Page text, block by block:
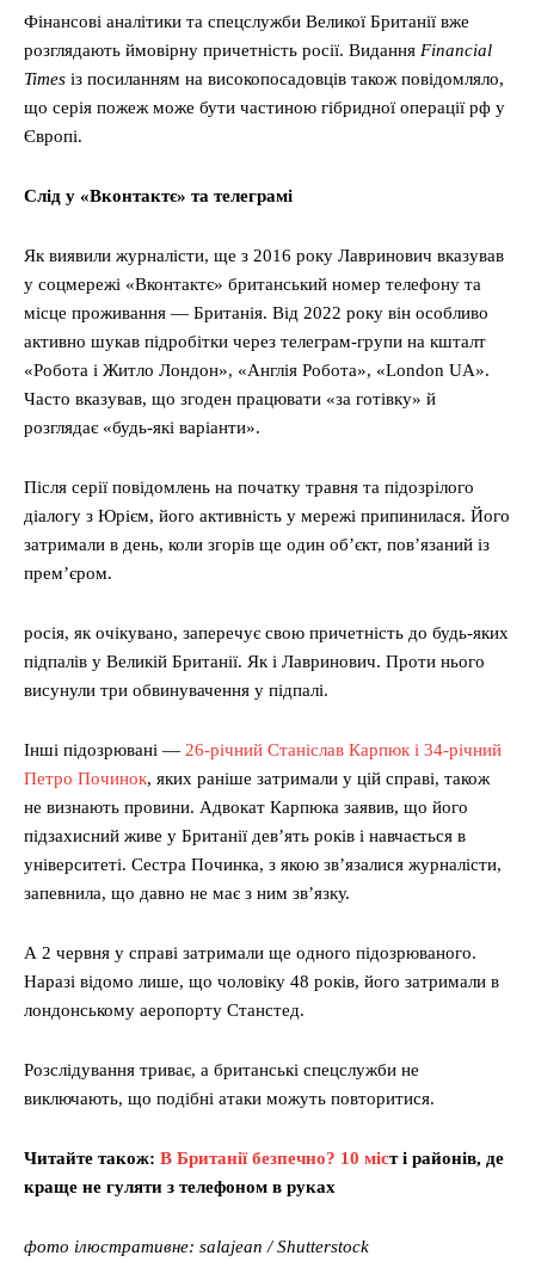
Фінансові аналітики та спецслужби Великої Британії вже
розглядають ймовірну причетність росії. Видання Financial
Times із посиланням на високопосадовців також повідомляло,
що серія пожеж може бути частиною гібридної операції рф у
Європі.
Слід у «Вконтактє» та телеграмі
Як виявили журналісти, ще з 2016 року Лавринович вказував
у соцмережі «Вконтактє» британський номер телефону та
місце проживання — Британія. Від 2022 року він особливо
активно шукав підробітки через телеграм-групи на кшталт
«Робота і Житло Лондон», «Англія Робота», «London UA».
Часто вказував, що згоден працювати «за готівку» й
розглядає «будь-які варіанти».
Після серії повідомлень на початку травня та підозрілого
діалогу з Юрієм, його активність у мережі припинилася. Його
затримали в день, коли згорів ще один об’єкт, пов’язаний із
прем’єром.
росія, як очікувано, заперечує свою причетність до будь-яких
підпалів у Великій Британії. Як і Лавринович. Проти нього
висунули три обвинувачення у підпалі.
Інші підозрювані — 26-річний Станіслав Карпюк і 34-річний
Петро Починок, яких раніше затримали у цій справі, також
не визнають провини. Адвокат Карпюка заявив, що його
підзахисний живе у Британії дев’ять років і навчається в
університеті. Сестра Починка, з якою зв’язалися журналісти,
запевнила, що давно не має з ним зв’язку.
А 2 червня у справі затримали ще одного підозрюваного.
Наразі відомо лише, що чоловіку 48 років, його затримали в
лондонському аеропорту Станстед.
Розслідування триває, а британські спецслужби не
виключають, що подібні атаки можуть повторитися.
Читайте також: В Британії безпечно? 10 міст і районів, де
краще не гуляти з телефоном в руках
фото ілюстративне: salajean / Shutterstock